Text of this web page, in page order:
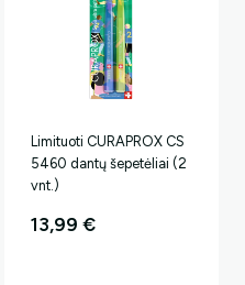
Limituoti CURAPROX CS
5460 dantų šepetėliai (2
vnt.)
13,99 €